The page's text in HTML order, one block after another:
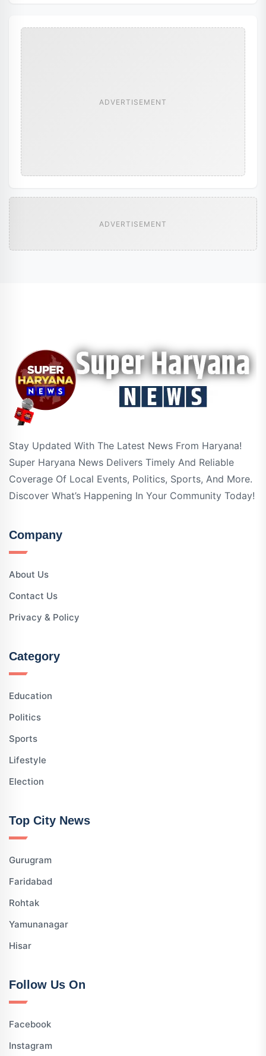
ADVERTISEMENT
ADVERTISEMENT
Stay Updated With The Latest News From Haryana!
Super Haryana News Delivers Timely And Reliable
Coverage Of Local Events, Politics, Sports, And More.
Discover What’s Happening In Your Community Today!
Company
About Us
Contact Us
Privacy & Policy
Category
Education
Politics
Sports
Lifestyle
Election
Top City News
Gurugram
Faridabad
Rohtak
Yamunanagar
Hisar
Follow Us On
Facebook
Instagram